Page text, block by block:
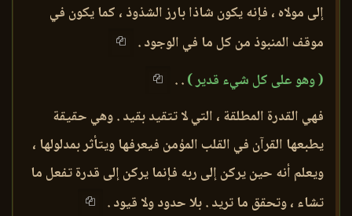
إلى مولاه ، فإنه يكون شاذا بارز الشذوذ ، كما يكون في
موقف المنبوذ من كل ما في الوجود .
( وهو على كل شيء قدير ). .
فهي القدرة المطلقة ، التي لا تتقيد بقيد . وهي حقيقة
يطبعها القرآن في القلب المؤمن فيعرفها ويتأثر بمدلولها ،
ويعلم أنه حين يركن إلى ربه فإنما يركن إلى قدرة تفعل ما
تشاء ، وتحقق ما تريد . بلا حدود ولا قيود .